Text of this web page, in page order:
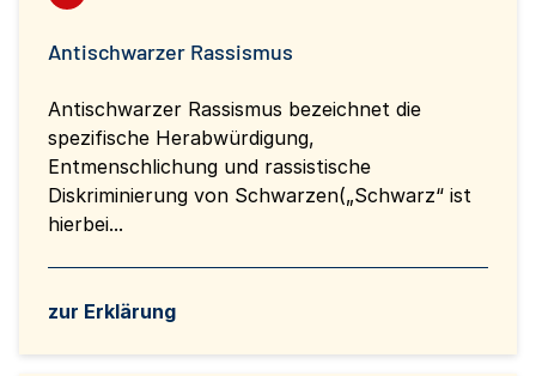
Antischwarzer Rassismus
Antischwarzer Rassismus bezeichnet die
spezifische Herabwürdigung,
Entmenschlichung und rassistische
Diskriminierung von Schwarzen(„Schwarz“ ist
hierbei...
zur Erklärung